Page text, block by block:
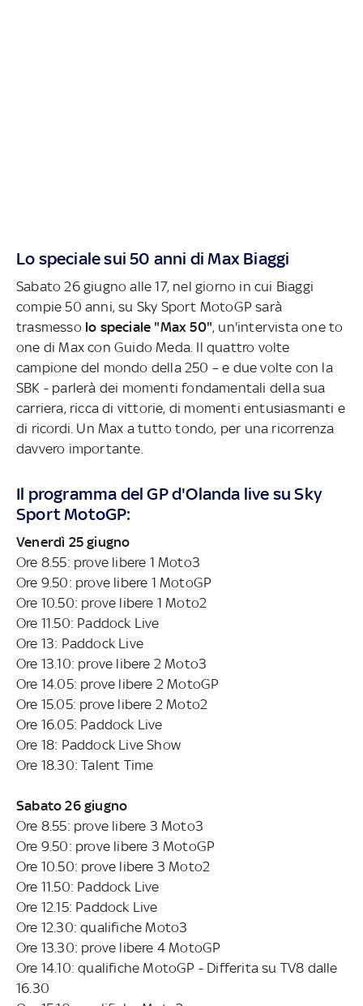
Lo speciale sui 50 anni di Max Biaggi
Sabato 26 giugno alle 17, nel giorno in cui Biaggi
compie 50 anni, su Sky Sport MotoGP sarà
trasmesso lo speciale "Max 50", un'intervista one to
one di Max con Guido Meda. Il quattro volte
campione del mondo della 250 – e due volte con la
SBK - parlerà dei momenti fondamentali della sua
carriera, ricca di vittorie, di momenti entusiasmanti e
di ricordi. Un Max a tutto tondo, per una ricorrenza
davvero importante.
Il programma del GP d'Olanda live su Sky
Sport MotoGP:
Venerdì 25 giugno
Ore 8.55: prove libere 1 Moto3
Ore 9.50: prove libere 1 MotoGP
Ore 10.50: prove libere 1 Moto2
Ore 11.50: Paddock Live
Ore 13: Paddock Live
Ore 13.10: prove libere 2 Moto3
Ore 14.05: prove libere 2 MotoGP
Ore 15.05: prove libere 2 Moto2
Ore 16.05: Paddock Live
Ore 18: Paddock Live Show
Ore 18.30: Talent Time
Sabato 26 giugno
Ore 8.55: prove libere 3 Moto3
Ore 9.50: prove libere 3 MotoGP
Ore 10.50: prove libere 3 Moto2
Ore 11.50: Paddock Live
Ore 12.15: Paddock Live
Ore 12.30: qualifiche Moto3
Ore 13.30: prove libere 4 MotoGP
Ore 14.10: qualifiche MotoGP - Differita su TV8 dalle
16.30